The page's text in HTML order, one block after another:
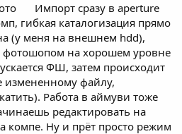
Импорт сразу в aperture
гибкая каталогизация прямо
(у меня на внешнем hdd),
фотошопом на хорошем уровне
ФШ, затем происходит
измененному файлу,
Работа в аймуви тоже
редактировать на
Ну и прёт просто режим